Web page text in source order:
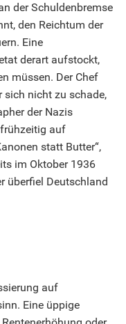
der Schuldenbremse
den Reichtum der
Eine
derart aufstockt,
müssen. Der Chef
sich nicht zu schade,
der Nazis
auf
statt Butter“,
im Oktober 1936
überfiel Deutschland
auf
Eine üppige